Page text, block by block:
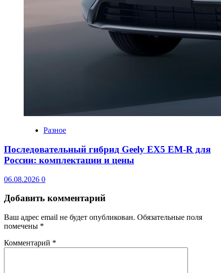
Разное
Последовательный гибрид Geely EX5 EM-R для
России: комплектации и цены
06.08.2026 0
Добавить комментарий
Ваш адрес email не будет опубликован. Обязательные поля
помечены *
Комментарий *